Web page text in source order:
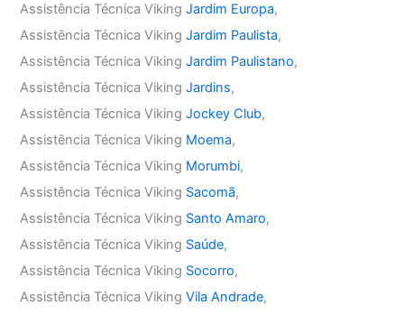
Assistência Técnica VikingJardim Europa,
Assistência Técnica VikingJardim Paulista,
Assistência Técnica VikingJardim Paulistano,
Assistência Técnica VikingJardins,
Assistência Técnica VikingJockey Club,
Assistência Técnica Viking Moema,
Assistência Técnica Viking Morumbi,
Assistência Técnica Viking Sacomã,
Assistência Técnica Viking Santo Amaro,
Assistência Técnica Viking Saúde,
Assistência Técnica Viking Socorro,
Assistência Técnica VikingVila Andrade,